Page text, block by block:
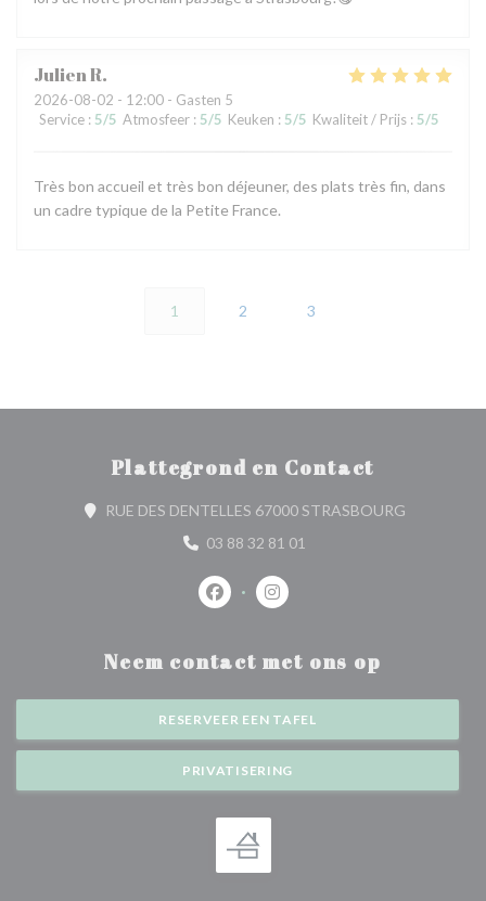
JulienR
2026-08-02 - 12:00 - Gasten 5
Service : 5/5 Atmosfeer : 5/5 Keuken : 5/5 Kwaliteit / Prijs : 5/5
Très bon accueil et très bon déjeuner, des plats très fin, dans
un cadre typique de la Petite France.
1 2 3
Plattegrond en Contact
RUE DES DENTELLES 67000 STRASBOURG
03 88 32 81 01
Facebook ((opent in een nieuw
Instagram ((opent in een
Neem contact met ons op
RESERVEER EEN TAFEL
PRIVATISERING